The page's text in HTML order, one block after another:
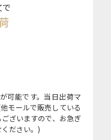
可能です。当日出荷マ
モールで販売している
ざいますので、お急ぎ
ださい。)